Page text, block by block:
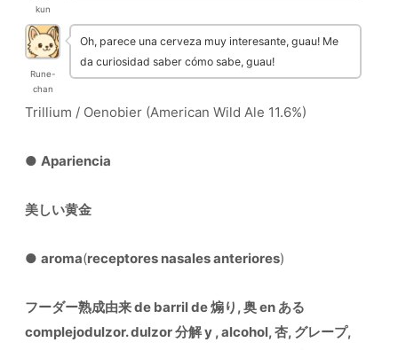
kun
Rune-
chan
Oh, parece una cerveza muy interesante, guau! Me
da curiosidad saber cómo sabe, guau!
Trillium / Oenobier (American Wild Ale 11.6%)
● Apariencia
美しい黄金
● aroma(receptores nasales anteriores)
フーダー熟成由来 de barril de 煽り, 奥 en ある
complejodulzor. dulzor 分解 y , alcohol, 杏, グレープ,